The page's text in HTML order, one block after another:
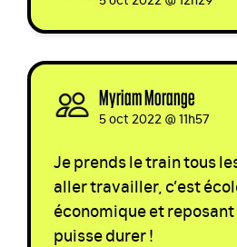
Myriam Morange
5 oct 2022 @ 11h57
Je prends le train tous
aller travailler, c’est
économique et reposant
puisse durer !